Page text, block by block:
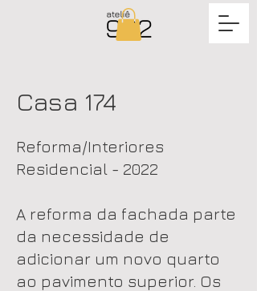
Casa 174
Reforma/Interiores
Residencial - 2022
A reforma da fachada parte
da necessidade de
adicionar um novo quarto
ao pavimento superior. Os